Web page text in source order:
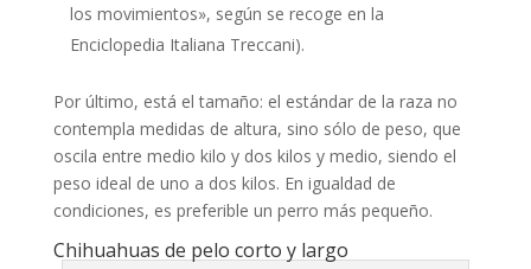
los movimientos», según se recoge en la
Enciclopedia Italiana Treccani).
Por último, está el tamaño: el estándar de la raza no
contempla medidas de altura, sino sólo de peso, que
oscila entre medio kilo y dos kilos y medio, siendo el
peso ideal de uno a dos kilos. En igualdad de
condiciones, es preferible un perro más pequeño.
Chihuahuas de pelo corto y largo